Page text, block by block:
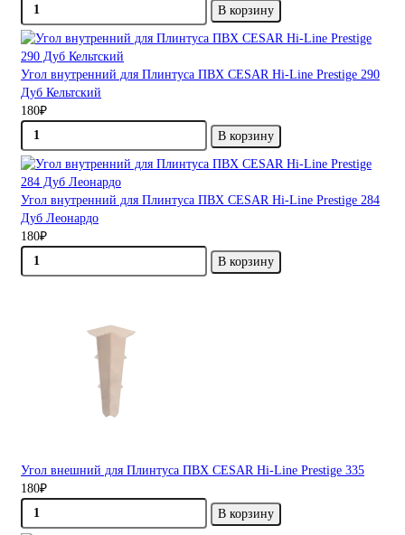
В корзину
Угол внутренний для Плинтуса ПВХ CESAR Hi-Line Prestige 290
Дуб Кельтский
180₽
В корзину
Угол внутренний для Плинтуса ПВХ CESAR Hi-Line Prestige 284
Дуб Леонардо
180₽
В корзину
Угол внешний для Плинтуса ПВХ CESAR Hi-Line Prestige 335
180₽
В корзину